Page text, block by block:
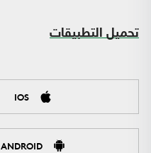
تحميل التطبيقات
IOS
ANDROID